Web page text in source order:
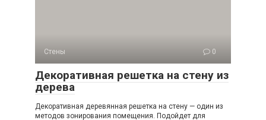
Стены 0
Декоративная решетка на стену из
дерева
Декоративная деревянная решетка на стену — один из
методов зонирования помещения. Подойдет для